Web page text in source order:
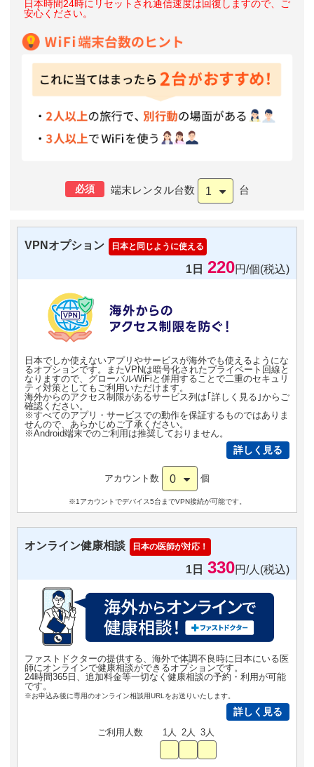
日本時間24時にリセットされ通信速度は回復しますので、ご
安心ください。
必須 端末レンタル台数 1 台
VPNオプション 日本と同じように使える
1日 220円/個(税込)
日本でしか使えないアプリやサービスが海外でも使えるようにな
るオプションです。またVPNは暗号化されたプライベート回線と
なりますので、グローバルWiFiと併用することで二重のセキュリ
ティ対策としてもご利用いただけます。
海外からのアクセス制限があるサービス列は｢詳しく見る｣からご
確認ください。
※すべてのアプリ・サービスでの動作を保証するものではありま
せんので、あらかじめご了承ください。
※Android端末でのご利用は推奨しておりません。
詳しく見る
アカウント数 0 個
※1アカウントでデバイス5台までVPN接続が可能です。
オンライン健康相談 日本の医師が対応！
1日 330円/人(税込)
ファストドクターの提供する、海外で体調不良時に日本にいる医
師にオンラインで健康相談ができるオプションです。
24時間365日、追加料金等一切なく健康相談の予約・利用が可能
です。
※お申込み後に専用のオンライン相談用URLをお送りいたします。
詳しく見る
ご利用人数 1人 2人 3人